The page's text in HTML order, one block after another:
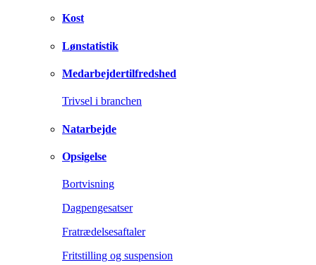
Kost
Lønstatistik
Medarbejdertilfredshed
Trivsel i branchen
Natarbejde
Opsigelse
Bortvisning
Dagpengesatser
Fratrædelsesaftaler
Fritstilling og suspension